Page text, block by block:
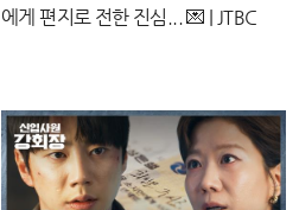
에게 편지로 전한 진심... 💌 | JTBC